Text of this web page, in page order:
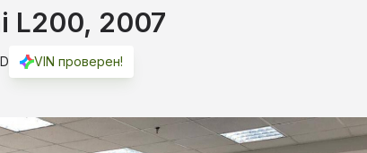
L200, 2007
VIN проверен!